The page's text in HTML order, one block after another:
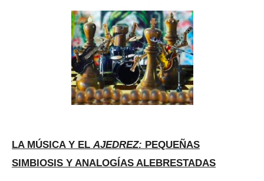
LA MÚSICA Y ELAJEDREZ: PEQUEÑAS
SIMBIOSIS Y ANALOGÍAS ALEBRESTADAS